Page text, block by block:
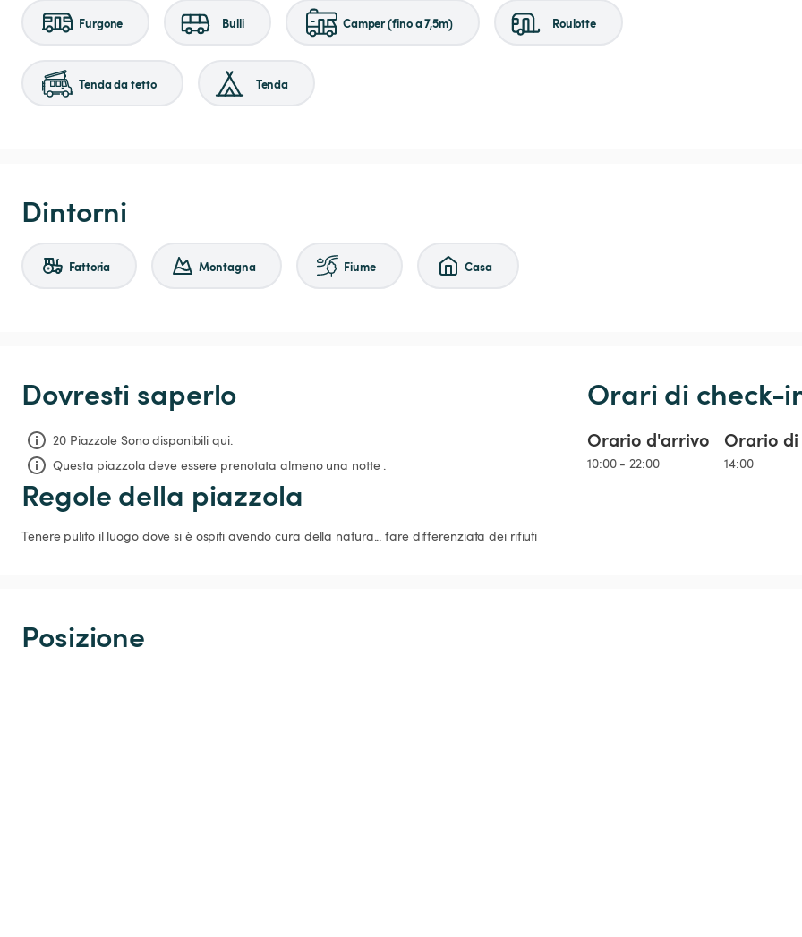
Furgone Bulli Camper (fino a 7,5m) Roulotte
Tenda da tetto Tenda
Dintorni
Fattoria Montagna Fiume Casa
Dovresti saperlo
20 Piazzole Sono disponibili qui.
Questa piazzola deve essere prenotata almeno una notte .
Orari di check-
Orario d'arrivo
10:00 - 22:00
Orario
14:00
Regole della piazzola
Tenere pulito il luogo dove si è ospiti avendo cura della natura... fare differenziata dei rifiuti
Posizione